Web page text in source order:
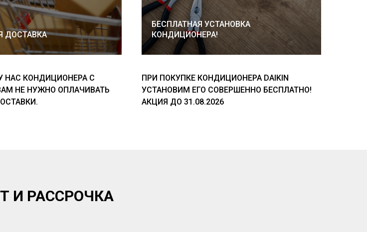
ДОСТАВКА
НАС КОНДИЦИОНЕРА С
НЕ НУЖНО ОПЛАЧИВАТЬ
БЕСПЛАТНАЯ УСТАНОВКА
КОНДИЦИОНЕРА!
ПРИ ПОКУПКЕ КОНДИЦИОНЕРА DAIKIN
УСТАНОВИМ ЕГО СОВЕРШЕННО БЕСПЛАТНО!
АКЦИЯ ДО 31.08.2026
И РАССРОЧКА